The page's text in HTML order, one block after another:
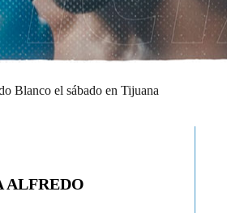
Blanco el sábado en Tijuana
ALFREDO